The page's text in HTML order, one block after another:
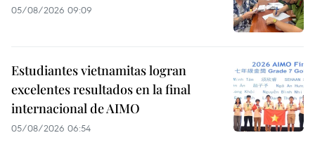
05/08/2026 09:09
Estudiantes vietnamitas logran
excelentes resultados en la final
internacional de AIMO
05/08/2026 06:54